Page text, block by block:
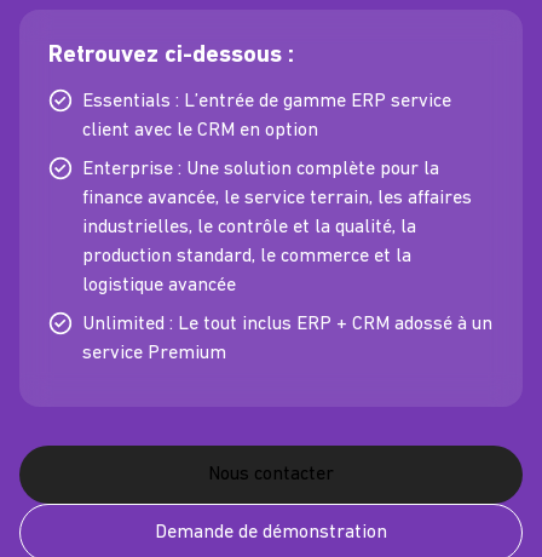
Retrouvez ci-dessous :
Essentials : L’entrée de gamme ERP service
client avec le CRM en option
Enterprise : Une solution complète pour la
finance avancée, le service terrain, les affaires
industrielles, le contrôle et la qualité, la
production standard, le commerce et la
logistique avancée
Unlimited : Le tout inclus ERP + CRM adossé à un
service Premium
Nous contacter
Demande de démonstration